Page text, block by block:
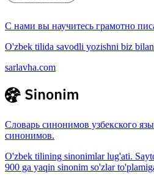
С нами вы научитесь грамотно
O'zbek tilida savodli yozishni biz
sarlavha.com
Словарь синонимов узбекского
синонимов.
O'zbek tilining sinonimlar lug'ati.
900 ga yaqin sinonim so'zlar